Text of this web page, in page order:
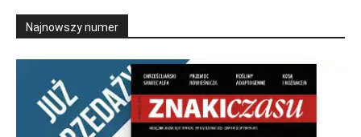
Najnowszy numer